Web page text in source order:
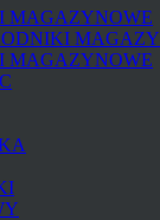
MAGAZYNOWE
MAGAZYNOWE